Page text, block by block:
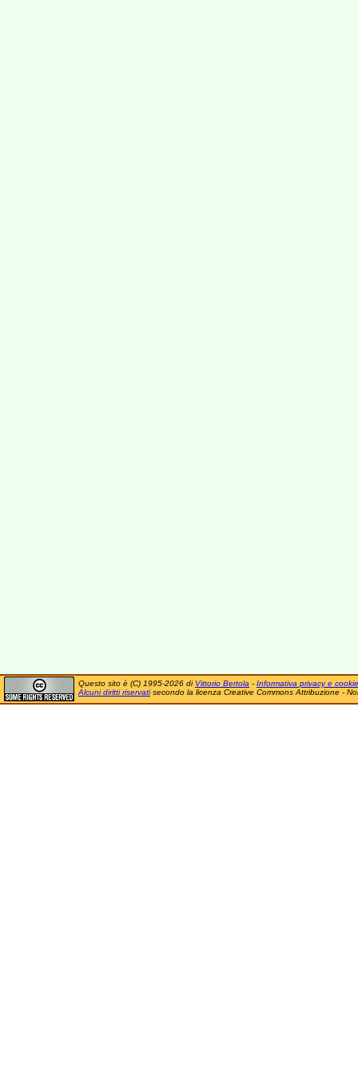
Questo sito è (C) 1995-2026 di Vittorio Bertola - Informativa privacy e cookie
Alcuni diritti riservatisecondo la licenza Creative Commons Attribuzione -